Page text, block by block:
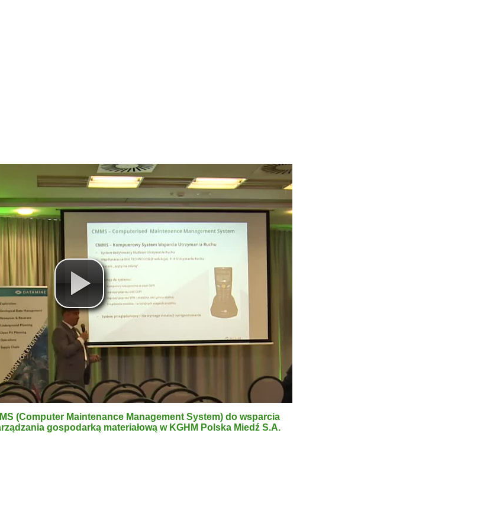
(Computer Maintenance Management System) do wsparcia
gospodarką materiałową w KGHM Polska Miedź S.A.